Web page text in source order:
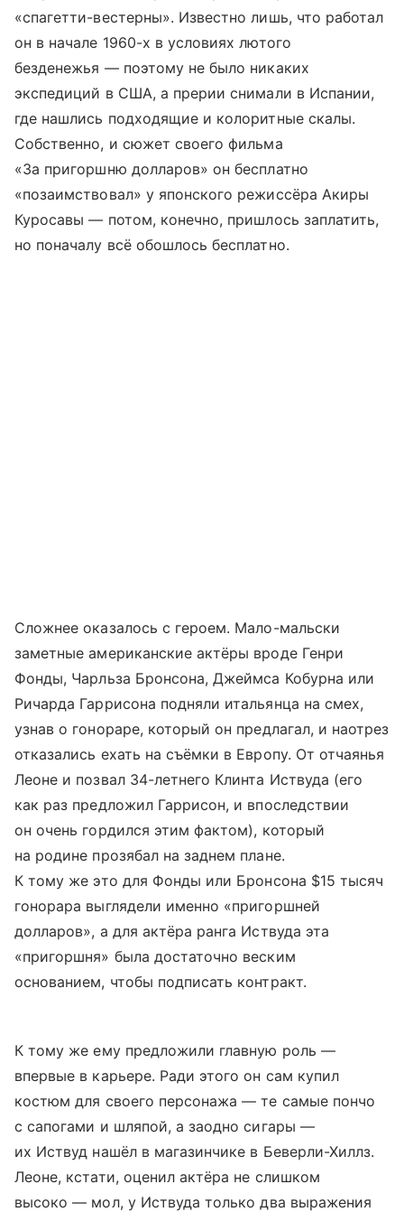
«спагетти-вестерны». Известно лишь, что работал
он в начале 1960-х в условиях лютого
безденежья — поэтому не было никаких
экспедиций в США, а прерии снимали в Испании,
где нашлись подходящие и колоритные скалы.
Собственно, и сюжет своего фильма
«За пригоршню долларов» он бесплатно
«позаимствовал» у японского режиссёра Акиры
Куросавы — потом, конечно, пришлось заплатить,
но поначалу всё обошлось бесплатно.
Сложнее оказалось с героем. Мало-мальски
заметные американские актёры вроде Генри
Фонды, Чарльза Бронсона, Джеймса Кобурна или
Ричарда Гаррисона подняли итальянца на смех,
узнав о гонораре, который он предлагал, и наотрез
отказались ехать на съёмки в Европу. От отчаянья
Леоне и позвал 34-летнего Клинта Иствуда (его
как раз предложил Гаррисон, и впоследствии
он очень гордился этим фактом), который
на родине прозябал на заднем плане.
К тому же это для Фонды или Бронсона $15 тысяч
гонорара выглядели именно «пригоршней
долларов», а для актёра ранга Иствуда эта
«пригоршня» была достаточно веским
основанием, чтобы подписать контракт.
К тому же ему предложили главную роль —
впервые в карьере. Ради этого он сам купил
костюм для своего персонажа — те самые пончо
с сапогами и шляпой, а заодно сигары —
их Иствуд нашёл в магазинчике в Беверли-Хиллз.
Леоне, кстати, оценил актёра не слишком
высоко — мол, у Иствуда только два выражения